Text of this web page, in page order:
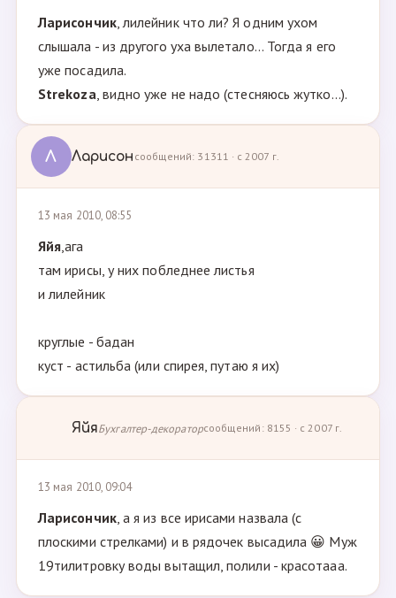
Ларисончик, лилейник что ли? Я одним ухом
слышала - из другого уха вылетало... Тогда я его
уже посадила.
Strekoza, видно уже не надо (стесняюсь жутко...).
Л Ларисон сообщений: 31311 · с 2007 г.
13 мая 2010, 08:55
Яйя,ага
там ирисы, у них побледнее листья
и лилейник
круглые - бадан
куст - астильба (или спирея, путаю я их)
ЯйяБухгалтер-декораторсообщений: 8155 · с 2007 г.
13 мая 2010, 09:04
Ларисончик, а я из все ирисами назвала (с
плоскими стрелками) и в рядочек высадила 😀 Муж
19тилитровку воды вытащил, полили - красотааа.